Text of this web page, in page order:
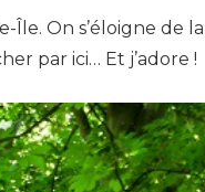
Île. On s’éloigne de la
par ici… Et j’adore !